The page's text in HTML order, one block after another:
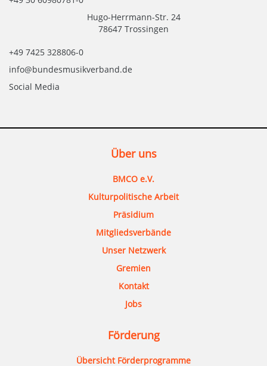
Hugo-Herrmann-Str. 24
78647 Trossingen
+49 7425 328806-0
info@bundesmusikverband.de
Social Media
Über uns
BMCO e.V.
Kulturpolitische Arbeit
Präsidium
Mitgliedsverbände
Unser Netzwerk
Gremien
Kontakt
Jobs
Förderung
Übersicht Förderprogramme